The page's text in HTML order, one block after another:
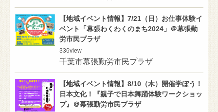
【地域イベント情報】7/21（日）お仕事体験イ
ベント「幕張わくわくのまち2024」＠幕張勤
労市民プラザ
336view
千葉市幕張勤労市民プラザ
【地域イベント情報】8/10（木）開催学ぼう！
日本文化！『親子で日本舞踊体験ワークショッ
プ』＠幕張勤労市民プラザ